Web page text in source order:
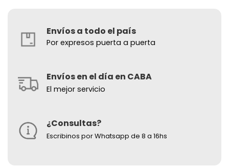
Envíos a todo el país
Por expresos puerta a puerta
Envíos en el día en CABA
El mejor servicio
¿Consultas?
Escribinos por Whatsapp de 8 a 16hs